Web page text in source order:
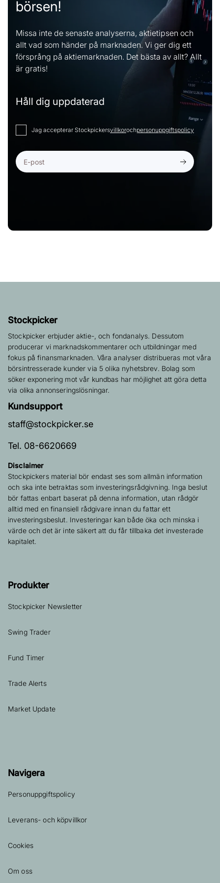
börsen!
Missa inte de senaste analyserna, aktietipsen och
allt vad som händer på marknaden. Vi ger dig ett
försprång på aktiemarknaden. Det bästa av allt? Allt
är gratis!
Håll dig uppdaterad
Jag accepterar Stockpickersvillkorochpersonuppgiftspolicy
Stockpicker
Stockpicker erbjuder aktie-, och fondanalys. Dessutom
producerar vi marknadskommentarer och utbildningar med
fokus på finansmarknaden. Våra analyser distribueras mot våra
börsintresserade kunder via 5 olika nyhetsbrev. Bolag som
söker exponering mot vår kundbas har möjlighet att göra detta
via olika annonseringslösningar.
Kundsupport
staff@stockpicker.se
Tel. 08-6620669
Disclaimer
Stockpickers material bör endast ses som allmän information
och ska inte betraktas som investeringsrådgivning. Inga beslut
bör fattas enbart baserat på denna information, utan rådgör
alltid med en finansiell rådgivare innan du fattar ett
investeringsbeslut. Investeringar kan både öka och minska i
värde och det är inte säkert att du får tillbaka det investerade
kapitalet.
Produkter
Stockpicker Newsletter
Swing Trader
Fund Timer
Trade Alerts
Market Update
Navigera
Personuppgiftspolicy
Leverans- och köpvillkor
Cookies
Om oss